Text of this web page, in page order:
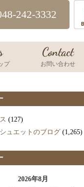
242-3332
プ
Contact
お問い合わせ
(127)
ュエットのブログ (1,265)
2026年8月